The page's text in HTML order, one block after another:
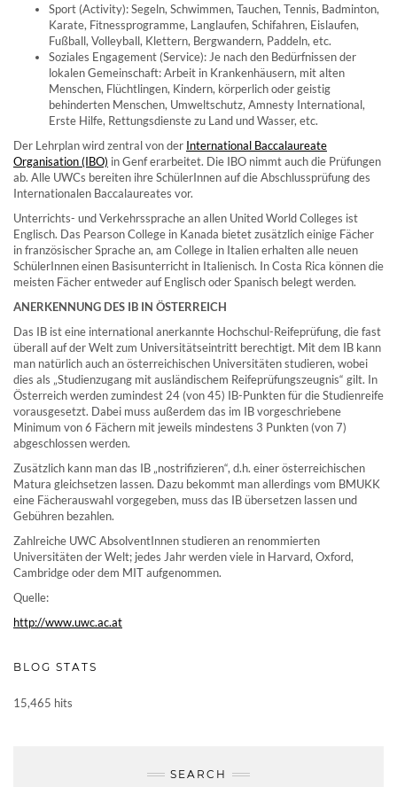
Sport (Activity): Segeln, Schwimmen, Tauchen, Tennis, Badminton,
Karate, Fitnessprogramme, Langlaufen, Schifahren, Eislaufen,
Fußball, Volleyball, Klettern, Bergwandern, Paddeln, etc.
Soziales Engagement (Service): Je nach den Bedürfnissen der
lokalen Gemeinschaft: Arbeit in Krankenhäusern, mit alten
Menschen, Flüchtlingen, Kindern, körperlich oder geistig
behinderten Menschen, Umweltschutz, Amnesty International,
Erste Hilfe, Rettungsdienste zu Land und Wasser, etc.
Der Lehrplan wird zentral von der International Baccalaureate
Organisation (IBO) in Genf erarbeitet. Die IBO nimmt auch die Prüfungen
ab. Alle UWCs bereiten ihre SchülerInnen auf die Abschlussprüfung des
Internationalen Baccalaureates vor.
Unterrichts- und Verkehrssprache an allen United World Colleges ist
Englisch. Das Pearson College in Kanada bietet zusätzlich einige Fächer
in französischer Sprache an, am College in Italien erhalten alle neuen
SchülerInnen einen Basisunterricht in Italienisch. In Costa Rica können die
meisten Fächer entweder auf Englisch oder Spanisch belegt werden.
ANERKENNUNG DES IB IN ÖSTERREICH
Das IB ist eine international anerkannte Hochschul-Reifeprüfung, die fast
überall auf der Welt zum Universitätseintritt berechtigt. Mit dem IB kann
man natürlich auch an österreichischen Universitäten studieren, wobei
dies als „Studienzugang mit ausländischem Reifeprüfungszeugnis“ gilt. In
Österreich werden zumindest 24 (von 45) IB-Punkten für die Studienreife
vorausgesetzt. Dabei muss außerdem das im IB vorgeschriebene
Minimum von 6 Fächern mit jeweils mindestens 3 Punkten (von 7)
abgeschlossen werden.
Zusätzlich kann man das IB „nostrifizieren“, d.h. einer österreichischen
Matura gleichsetzen lassen. Dazu bekommt man allerdings vom BMUKK
eine Fächerauswahl vorgegeben, muss das IB übersetzen lassen und
Gebühren bezahlen.
Zahlreiche UWC AbsolventInnen studieren an renommierten
Universitäten der Welt; jedes Jahr werden viele in Harvard, Oxford,
Cambridge oder dem MIT aufgenommen.
Quelle:
http://www.uwc.ac.at
BLOG STATS
15,465 hits
SEARCH